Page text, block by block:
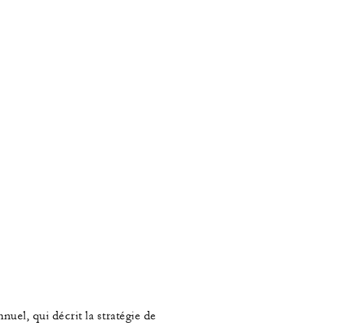
qui décrit la stratégie de